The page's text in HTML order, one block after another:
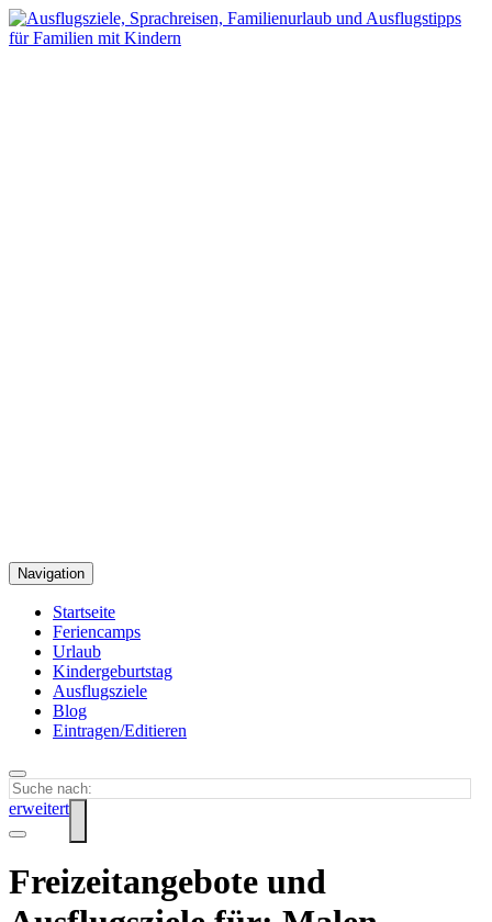
Navigation
Startseite
Feriencamps
Urlaub
Kindergeburtstag
Ausflugsziele
Blog
Eintragen/Editieren
erweitert
Freizeitangebote und